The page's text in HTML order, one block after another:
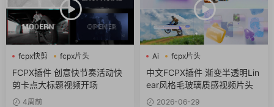
fcpx快剪
fcpx片头
fcpx视频开场
FCPX插件 创意快节奏活动快
剪卡点大标题视频开场
4周前
Ai
fcpx片头
fcpx视频开场
中文FCPX插件 渐变半透明Lin
ear风格毛玻璃质感视频片头
2026-06-29